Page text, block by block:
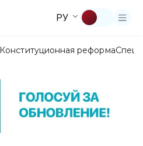
РУ
Конституционная реформа